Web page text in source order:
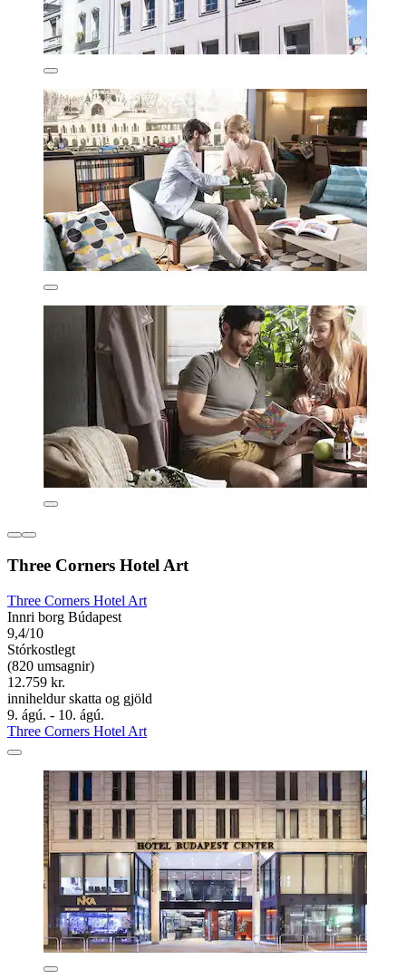
Three Corners Hotel Art
Three Corners Hotel Art
Innri borg Búdapest
9,4/10
Stórkostlegt
(820 umsagnir)
12.759 kr.
inniheldur skatta og gjöld
9. ágú. - 10. ágú.
Three Corners Hotel Art